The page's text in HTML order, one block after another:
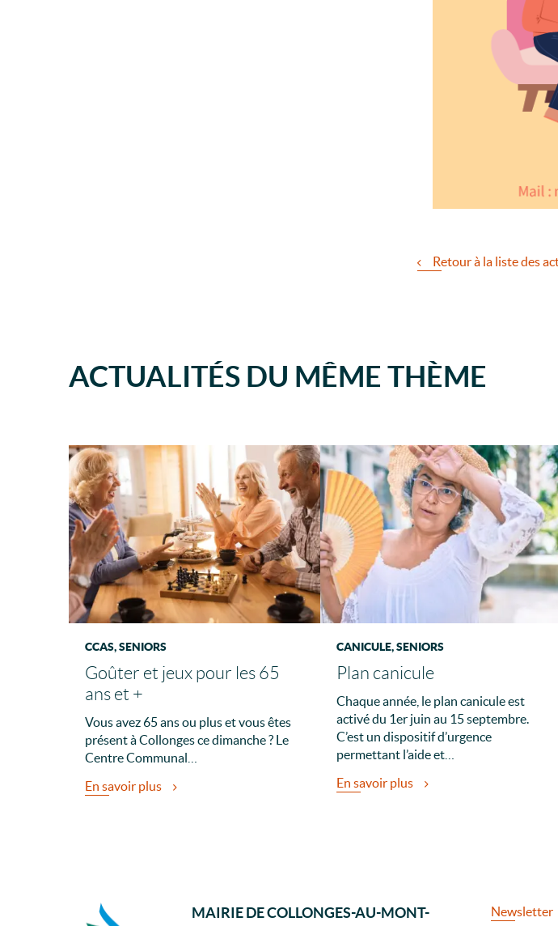
Retour à la liste des
ACTUALITÉS DU MÊME THÈME
CCAS, SENIORS
Goûter et jeux pour les 65
ans et +
Vous avez 65 ans ou plus et vous êtes
présent à Collonges ce dimanche ? Le
Centre Communal…
En savoir plus
CANICULE, SENIORS
Plan canicule
Chaque année, le plan canicule est
activé du 1er juin au 15 septembre.
C’est un dispositif d’urgence
permettant l’aide et…
En savoir plus
MAIRIE DE COLLONGES-AU-MONT-
Newsletter